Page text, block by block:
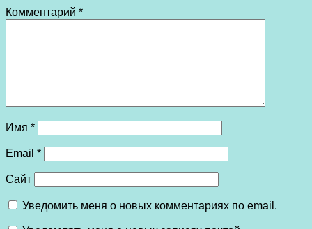
Комментарий *
Имя *
Email *
Сайт
Уведомить меня о новых комментариях по email.